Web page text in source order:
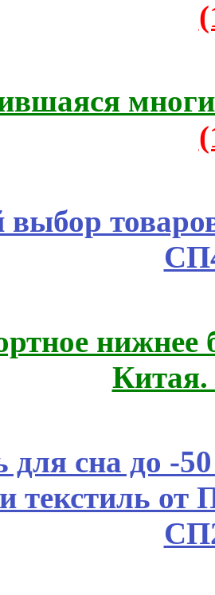
нижнее
для сна до
текстиль от